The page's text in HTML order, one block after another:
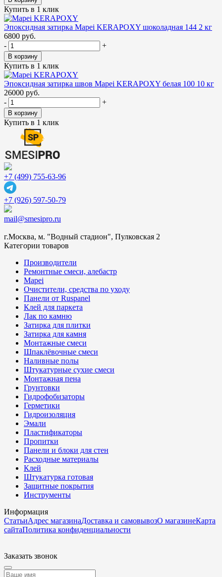
Купить в 1 клик
Эпоксидная затирка Mapei KERAPOXY шоколадная 144 2 кг
6800 руб.
-
+
В корзину
Купить в 1 клик
Эпоксидная затирка швов Mapei KERAPOXY белая 100 10 кг
26000 руб.
-
+
В корзину
Купить в 1 клик
+7 (499) 755-63-96
+7 (926) 597-50-79
mail@smesipro.ru
г.Москва, м. "Водный стадион", Пулковская 2
Категории товаров
Производители
Ремонтные смеси, алебастр
Mapei
Очистители, средства по уходу
Панели от Ruspanel
Клей для паркета
Лак по камню
Затирка для плитки
Затирка для камня
Монтажные смеси
Шпаклёвочные смеси
Наливные полы
Штукатурные сухие смеси
Монтажная пена
Грунтовки
Гидрофобизаторы
Герметики
Гидроизоляция
Эмали
Пластификаторы
Пропитки
Панели и блоки для стен
Расходные материалы
Клей
Штукатурка готовая
Защитные покрытия
Инструменты
Информация
СтатьиАдрес магазинаДоставка и самовывозО магазинеКарта
сайтаПолитика конфиденциальности
Заказать звонок